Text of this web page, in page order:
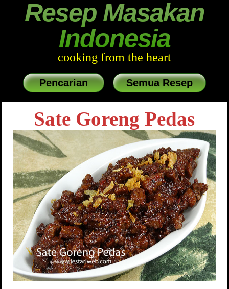
Resep Masakan
Indonesia
cooking from the heart
Pencarian Semua Resep
Sate Goreng Pedas